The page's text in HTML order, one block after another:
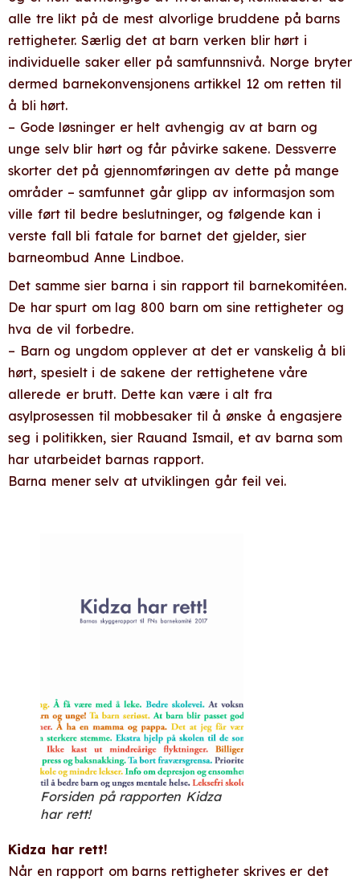
alle tre likt på de mest alvorlige bruddene på barns
rettigheter. Særlig det at barn verken blir hørt i
individuelle saker eller på samfunnsnivå. Norge bryter
dermed barnekonvensjonens artikkel 12 om retten til
å bli hørt.
– Gode løsninger er helt avhengig av at barn og
unge selv blir hørt og får påvirke sakene. Dessverre
skorter det på gjennomføringen av dette på mange
områder – samfunnet går glipp av informasjon som
ville ført til bedre beslutninger, og følgende kan i
verste fall bli fatale for barnet det gjelder, sier
barneombud Anne Lindboe.
Det samme sier barna i sin rapport til barnekomitéen.
De har spurt om lag 800 barn om sine rettigheter og
hva de vil forbedre.
– Barn og ungdom opplever at det er vanskelig å bli
hørt, spesielt i de sakene der rettighetene våre
allerede er brutt. Dette kan være i alt fra
asylprosessen til mobbesaker til å ønske å engasjere
seg i politikken, sier Rauand Ismail, et av barna som
har utarbeidet barnas rapport.
Barna mener selv at utviklingen går feil vei.
Forsiden på rapporten Kidza
har rett!
Kidza har rett!
Når en rapport om barns rettigheter skrives er det